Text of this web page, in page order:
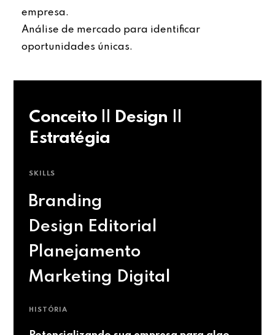
empresa.
Análise de mercado para identificar
oportunidades únicas.
Conceito || Design ||
Estratégia
SKILLS
Branding
Design Editorial
Planejamento
Marketing Digital
HISTÓRIA